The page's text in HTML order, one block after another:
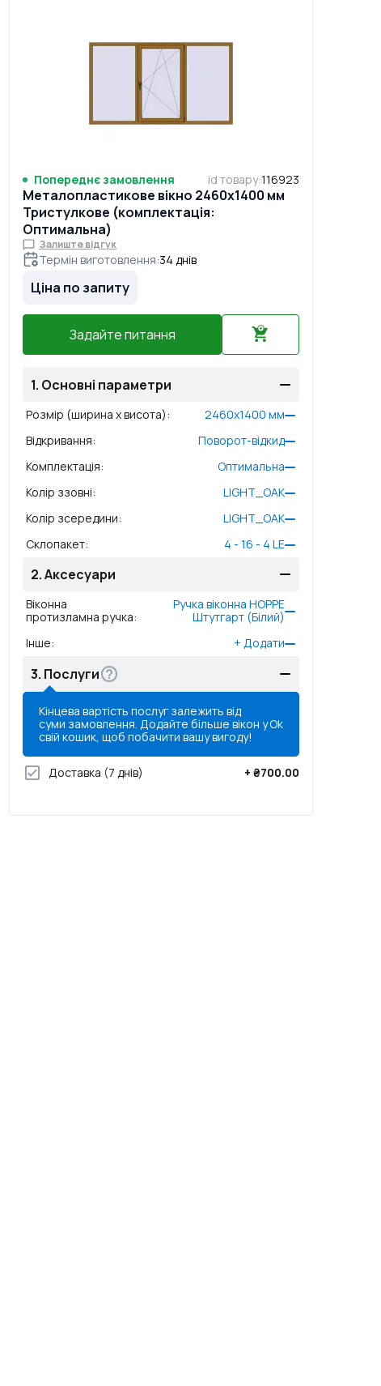
Попереднє замовлення id товару:116923
Металопластикове вікно 2460x1400 мм
Тристулкове (комплектація:
Оптимальна)
Залиште відгук
Термін виготовлення:34 днів
Ціна по запиту
Задайте питання
1. Основні параметри
Розмір (ширина x висота): 2460x1400 мм
Відкривання:
Поворот-відкид
Комплектація:
Оптимальна
Колір ззовні:
LIGHT_OAK
Колір зсередини:
LIGHT_OAK
Склопакет: 4 - 16 - 4 LE
2.Аксесуари
Віконна
протизламна ручка:
Ручка віконна HOPPE
Штутгарт (Білий)
Інше: + Додати
3. Послуги
Кінцева вартість послуг залежить від
суми замовлення. Додайте більше вікон у
свій кошик, щоб побачити вашу вигоду!
Ok
Доставка (7 днів) + ₴700.00